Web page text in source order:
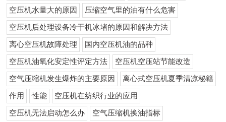
空压机水量大的原因 压缩空气里的油有什么危害
空压机后处理设备冷干机冰堵的原因和解决方法
离心空压机故障处理 国内空压机油的品种
空压机油氧化安定性评定方法 空压机空压站节能改造
空气压缩机发生爆炸的主要原因 离心式空压机夏季清凉秘籍
作用 性能 空压机在纺织行业的应用
空压机无法启动怎么办 空气压缩机换油指标